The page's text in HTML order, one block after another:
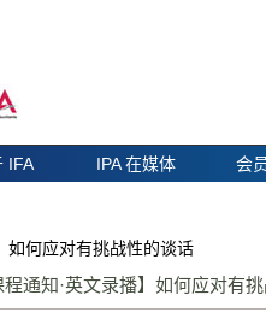
IFA IPA 在媒体 会
如何应对有挑战性的谈话
程通知·英文录播】如何应对